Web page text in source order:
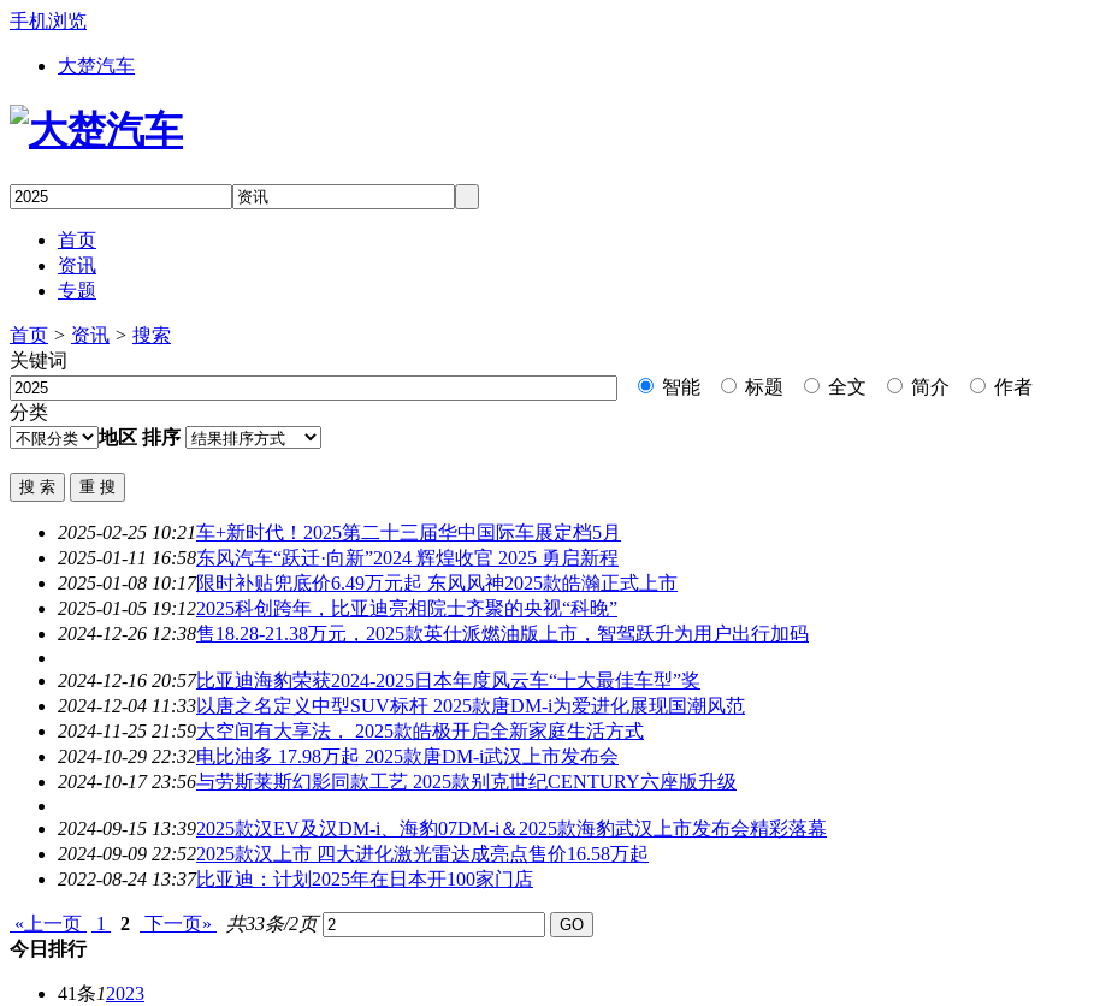
手机浏览
大楚汽车
首页
资讯
专题
首页 > 资讯 > 搜索
关键词
智能
标题 全文 简介
作者
分类
地区 排序
2025-02-25 10:21车+新时代！ 2025第二十三届华中国际车展定档5月
2025-01-11 16:58东风汽车“跃迁·向新”2024 辉煌收官 2025 勇启新程
2025-01-08 10:17限时补贴兜底价6.49万元起 东风风神2025款皓瀚正式上市
2025-01-05 19:122025科创跨年，比亚迪亮相院士齐聚的央视“科晚”
2024-12-26 12:38售18.28-21.38万元， 2025款英仕派燃油版上市，智驾跃升为用户出行加码
2024-12-16 20:57比亚迪海豹荣获2024-2025日本年度风云车“十大最佳车型”奖
2024-12-04 11:33以唐之名定义中型SUV标杆 2025款唐DM-i为爱进化展现国潮风范
2024-11-25 21:59大空间有大享法， 2025款皓极开启全新家庭生活方式
2024-10-29 22:32电比油多 17.98万起 2025款唐DM-i武汉上市发布会
2024-10-17 23:56与劳斯莱斯幻影同款工艺 2025款别克世纪CENTURY六座版升级
2024-09-15 13:392025款汉EV及汉DM-i、海豹07DM-i＆ 2025款海豹武汉上市发布会精彩落幕
2024-09-09 22:522025款汉上市 四大进化激光雷达成亮点售价16.58万起
2022-08-24 13:37比亚迪：计划 2025年在日本开100家门店
«上一页 1 2 下一页»
共33条/2页
今日排行
41条12023